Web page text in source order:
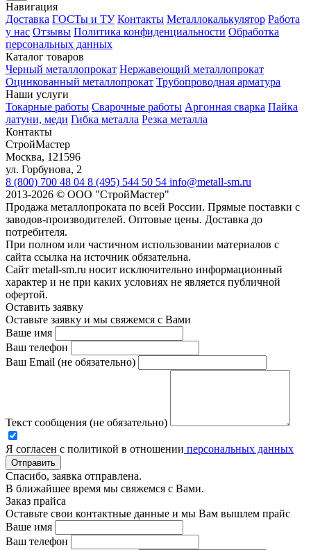
Навигация
Доставка ГОСТы и ТУ Контакты Металлокалькулятор Работа
у нас Отзывы Политика конфиденциальности Обработка
персональных данных
Каталог товаров
Черный металлопрокат Нержавеющий металлопрокат
Оцинкованный металлопрокат Трубопроводная арматура
Наши услуги
Токарные работы Сварочные работы Аргонная сварка Пайка
латуни, меди Гибка металла Резка металла
Контакты
СтройМастер
Москва, 121596
ул. Горбунова, 2
8 (800) 700 48 04 8 (495) 544 50 54 info@metall-sm.ru
2013-2026 © ООО "СтройМастер"
Продажа металлопроката по всей России. Прямые поставки с
заводов-производителей. Оптовые цены. Доставка до
потребителя.
При полном или частичном использовании материалов с
сайта ссылка на источник обязательна.
Сайт metall-sm.ru носит исключительно информационный
характер и не при каких условиях не является публичной
офертой.
Оставить заявку
Оставьте заявку и мы свяжемся с Вами
Ваше имя
Ваш телефон
Ваш Email (не обязательно)
Текст сообщения (не обязательно)
Я согласен с политикой в отношении персональных данных
Отправить
Спасибо, заявка отправлена.
В ближайшее время мы свяжемся с Вами.
Заказ прайса
Оставьте свои контактные данные и мы Вам вышлем прайс
Ваше имя
Ваш телефон